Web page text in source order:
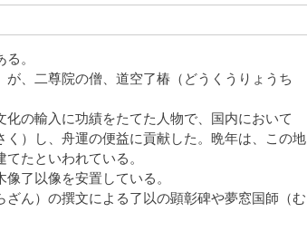
。
、二尊院の僧、道空了椿（どうくうりょうち
の輸入に功績をたてた人物で、国内において
）し、舟運の便益に貢献した。晩年は、この地
たといわれている。
了以像を安置している。
ん）の撰文による了以の顕彰碑や夢窓国師（む